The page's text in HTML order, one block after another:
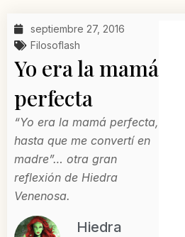
e
b
o
o
k
-
t
a
r
a
m
w
i
t
t
e
r
t
a
p
septiembre 27, 2016
Filosoflash
Yo era la mamá
perfecta
“Yo era la mamá perfecta,
hasta que me convertí en
madre”… otra gran
reflexión de Hiedra
Venenosa.
Hiedra